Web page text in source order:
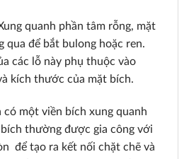
quanh phần tâm rỗng, mặt
qua để bắt bulong hoặc ren.
các lỗ này phụ thuộc vào
kích thước của mặt bích.
một viền bích xung quanh
thường được gia công với
để tạo ra kết nối chặt chẽ và